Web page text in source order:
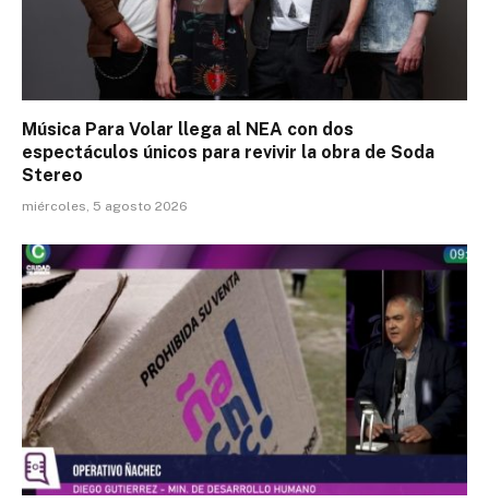
Música Para Volar llega al NEA con dos
espectáculos únicos para revivir la obra de Soda
Stereo
miércoles, 5 agosto 2026